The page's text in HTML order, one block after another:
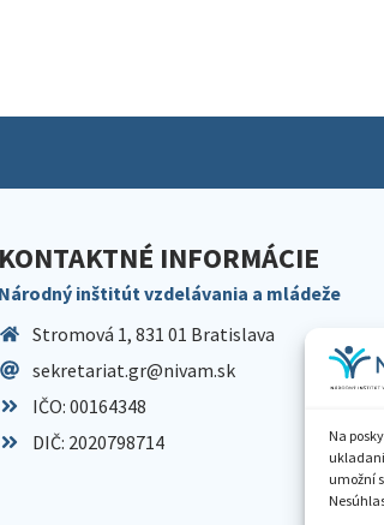
Na
umožní
KONTAKTNÉ INFORMÁCIE
Národný inštitút vzdelávania a mládeže
Stromová 1, 831 01 Bratislava
sekretariat.gr@nivam.sk
IČO: 00164348
DIČ: 2020798714